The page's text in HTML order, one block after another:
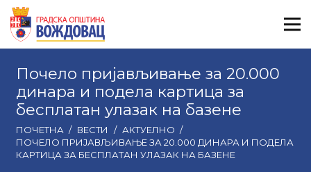
Почело пријављивање за 20.000
динара и подела картица за
бесплатан улазак на базене
ПОЧЕТНА / ВЕСТИ / АКТУЕЛНО /
ПОЧЕЛО ПРИЈАВЉИВАЊЕ ЗА 20.000 ДИНАРА И ПОДЕЛА
КАРТИЦА ЗА БЕСПЛАТАН УЛАЗАК НА БАЗЕНЕ